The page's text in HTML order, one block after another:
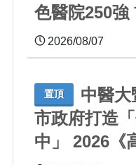
色醫院250
全臺僅兩院
居臺灣最佳
2026/08/07
置頂
中醫大
市政府打造
中」 2026《